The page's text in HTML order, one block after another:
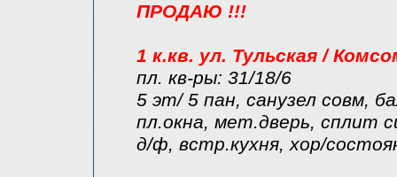
ПРОДАЮ !!!
1 к.кв. ул. Тульская /
пл. кв-ры: 31/18/6
5 эт/ 5 пан, санузел совм,
пл.окна, мет.дверь, сплит
д/ф, встр.кухня, хор/